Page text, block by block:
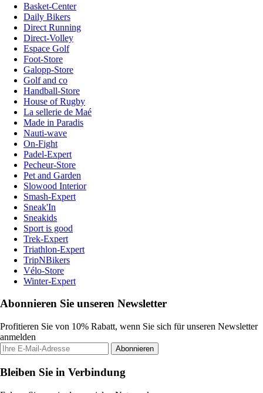
Basket-Center
Daily Bikers
Direct Running
Direct-Volley
Espace Golf
Foot-Store
Galopp-Store
Golf and co
Handball-Store
House of Rugby
La sellerie de Maé
Made in Paradis
Nauti-wave
On-Fight
Padel-Expert
Pecheur-Store
Pet and Garden
Slowood Interior
Smash-Expert
Sneak'In
Sneakids
Sport is good
Trek-Expert
Triathlon-Expert
TripNBikers
Vélo-Store
Winter-Expert
Abonnieren Sie unseren Newsletter
Profitieren Sie von 10% Rabatt, wenn Sie sich für unseren Newsletter
anmelden
Abonnieren
Bleiben Sie in Verbindung